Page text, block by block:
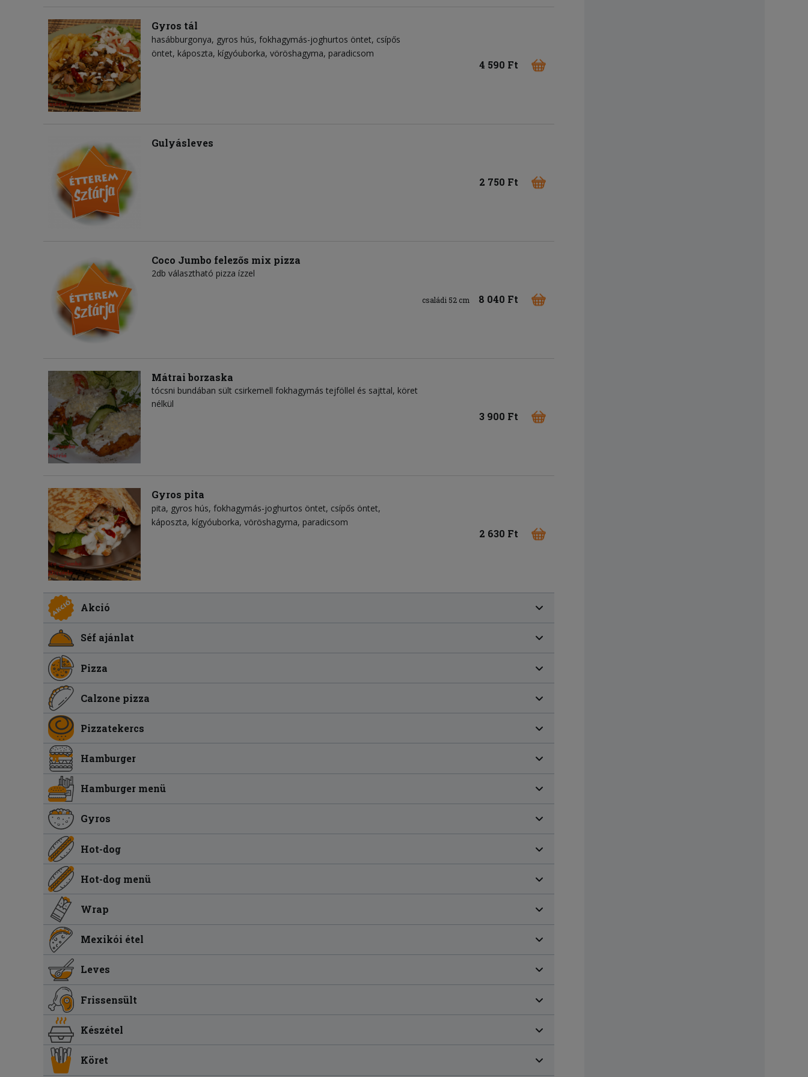
Gyros tál
hasábburgonya gyros hús fokhagymás-joghurtos öntet csípős
öntet káposzta kígyóuborka vöröshagyma paradicsom
4 590 Ft
Gulyásleves
2 750 Ft
Coco Jumbo felezős mix pizza
2db választható pizza ízzel
családi 52 cm 8 040 Ft
Mátrai borzaska
tócsni bundában sült csirkemell fokhagymás tejföllel és sajttal, köret
nélkül
3 900 Ft
Gyros pita
pita gyros hús fokhagymás-joghurtos öntet csípős öntet
káposzta kígyóuborka vöröshagyma paradicsom
2 630 Ft
Akció
Séf ajánlat
Pizza
Calzone pizza
Pizzatekercs
Hamburger
Hamburger menü
Gyros
Hot-dog
Hot-dog menü
Wrap
Mexikói étel
Leves
Frissensült
Készétel
Köret